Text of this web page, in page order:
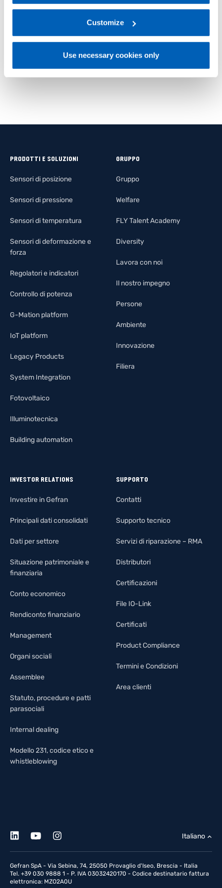
regarding processing of personal data, at the following
Gefran - Privacy Policy.
Customize
Use necessary cookies only
I sensori GR3P sono disponibili con quattro diverse
o 80 mm di lunghezza. Queste ultime possono
essere ordinate insieme al sensore o
PRODOTTI E SOLUZIONI
Sensori di posizione
Sensori di pressione
Sensori di temperatura
Sensori di deformazione e
forza
Regolatori e indicatori
Controllo di potenza
G-Mation platform
IoT platform
Legacy Products
System Integration
Fotovoltaico
Illuminotecnica
Building automation
GRUPPO
Gruppo
Welfare
FLY Talent Academy
Diversity
Lavora con noi
Il nostro impegno
Persone
Ambiente
Innovazione
Filiera
INVESTOR RELATIONS
Investire in Gefran
Principali dati consolidati
Dati per settore
Situazione patrimoniale e
finanziaria
Conto economico
Rendiconto finanziario
Management
Organi sociali
Assemblee
Statuto, procedure e patti
parasociali
Internal dealing
Modello 231, codice etico e
whistleblowing
SUPPORTO
Contatti
Supporto tecnico
Servizi di riparazione – RMA
Distributori
Certificazioni
File IO-Link
Certificati
Product Compliance
Termini e Condizioni
Area clienti
Gefran SpA - Via Sebina, 74, 25050 Provaglio d'Iseo, Brescia - Italia
Tel. +39 030 9888 1 - P. IVA 03032420170 - Codice destinatario fattura
elettronica: MZO2A0U
Italiano